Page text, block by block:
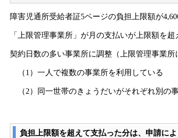
障害児通所受給者証5ページの負担上限額が
「上限管理事業所」が月の支払いが上限額を超
契約日数の多い事業所に調整（上限管理事業所
（1）一人で複数の事業所を利用している
（2）同一世帯のきょうだいがそれぞれ別の
負担上限額を超えて支払った分は、申請に